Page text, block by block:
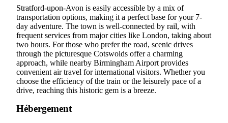
Stratford-upon-Avon is easily accessible by a mix of
transportation options, making it a perfect base for your 7-
day adventure. The town is well-connected by rail, with
frequent services from major cities like London, taking about
two hours. For those who prefer the road, scenic drives
through the picturesque Cotswolds offer a charming
approach, while nearby Birmingham Airport provides
convenient air travel for international visitors. Whether you
choose the efficiency of the train or the leisurely pace of a
drive, reaching this historic gem is a breeze.
Hébergement